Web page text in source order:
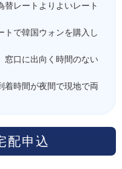
替レートよりよいレート
トで韓国ウォンを購入し
窓口に出向く時間のない
着時間が夜間で現地で両
配申込